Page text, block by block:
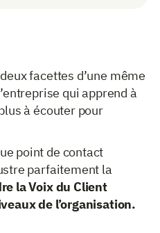
facettes d’une même
qui apprend à
à écouter pour
point de contact
parfaitement la
la Voix du Client
de l’organisation.